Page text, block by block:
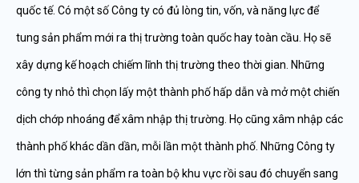
quốc tế. Có một số Công ty có đủ lòng tin, vốn, và năng lực để
tung sản phẩm mới ra thị trường toàn quốc hay toàn cầu. Họ sẽ
xây dựng kế hoạch chiếm lĩnh thị trường theo thời gian. Những
công ty nhỏ thì chọn lấy một thành phố hấp dẫn và mở một chiến
dịch chớp nhoáng để xâm nhập thị trường. Họ cũng xâm nhập các
thành phố khác dần dần, mỗi lần một thành phố. Những Công ty
lớn thì từng sản phẩm ra toàn bộ khu vực rồi sau đó chuyển sang